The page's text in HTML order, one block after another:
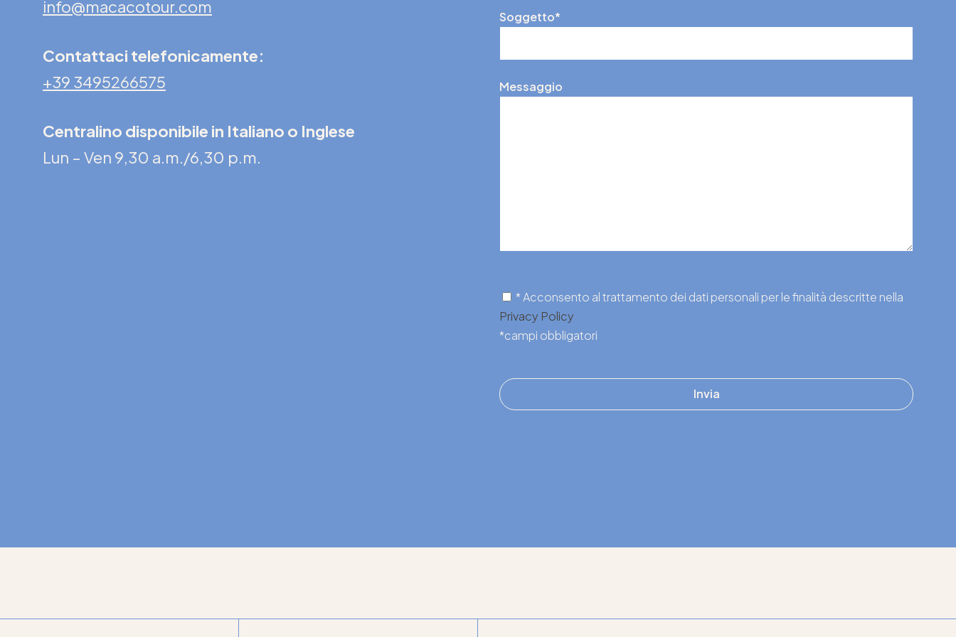
info@macacotour.com
Contattaci telefonicamente:
+39 3495266575
Centralino disponibile in Italiano o Inglese
Lun – Ven 9,30 a.m./6,30 p.m.
Soggetto*
Messaggio
* Acconsento al trattamento dei dati personali per le finalità descritte nella
Privacy Policy
*campi obbligatori
Invia